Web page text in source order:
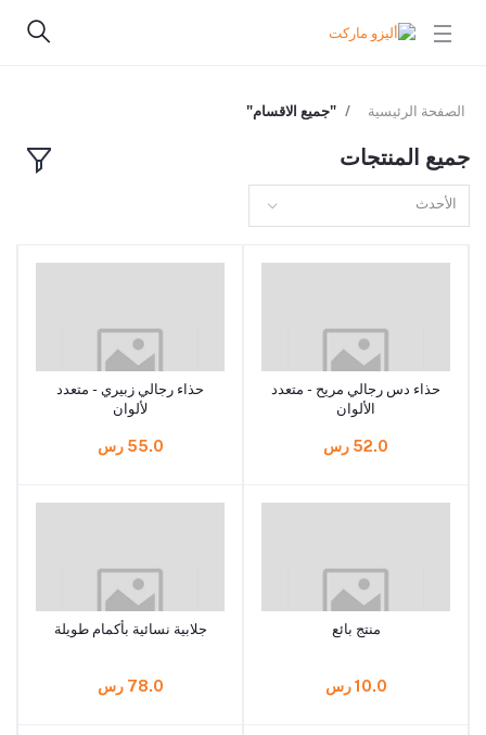
الصفحة الرئيسية "جميع الاقسام"
جميع المنتجات
الأحدث
حذاء دس رجالي مريح - متعدد
الألوان
52.0 رس
حذاء رجالي زبيري - متعدد
لألوان
55.0 رس
منتج بائع
10.0 رس
جلابية نسائية بأكمام طويلة
78.0 رس